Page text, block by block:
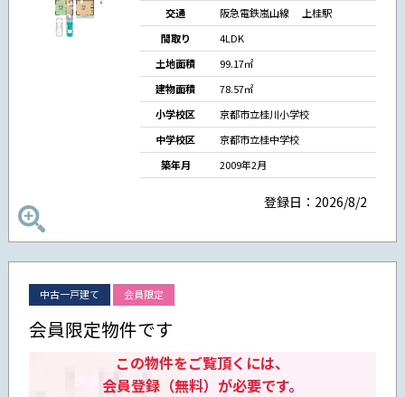
交通
阪急電鉄嵐山線 上桂駅
間取り
4LDK
土地面積
99.17㎡
建物面積
78.57㎡
小学校区
京都市立桂川小学校
中学校区
京都市立桂中学校
築年月
2009年2月
登録日：2026/8/2
中古一戸建て 会員限定
会員限定物件です
この物件をご覧頂くには、
会員登録（無料）が必要です。